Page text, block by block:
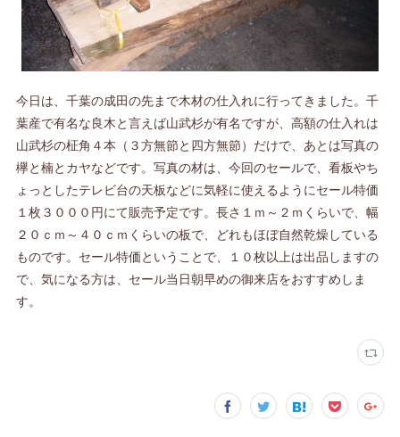
今日は、千葉の成田の先まで木材の仕入れに行ってきました。千
葉産で有名な良木と言えば山武杉が有名ですが、高額の仕入れは
山武杉の柾角４本（３方無節と四方無節）だけで、あとは写真の
欅と楠とカヤなどです。写真の材は、今回のセールで、看板やち
ょっとしたテレビ台の天板などに気軽に使えるようにセール特価
１枚３０００円にて販売予定です。長さ１ｍ～２ｍくらいで、幅
２０ｃｍ～４０ｃｍくらいの板で、どれもほぼ自然乾燥している
ものです。セール特価ということで、１０枚以上は出品しますの
で、気になる方は、セール当日朝早めの御来店をおすすめしま
す。